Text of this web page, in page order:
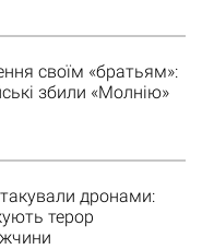
своїм «братьям»:
збили «Молнію»
дронами:
терор